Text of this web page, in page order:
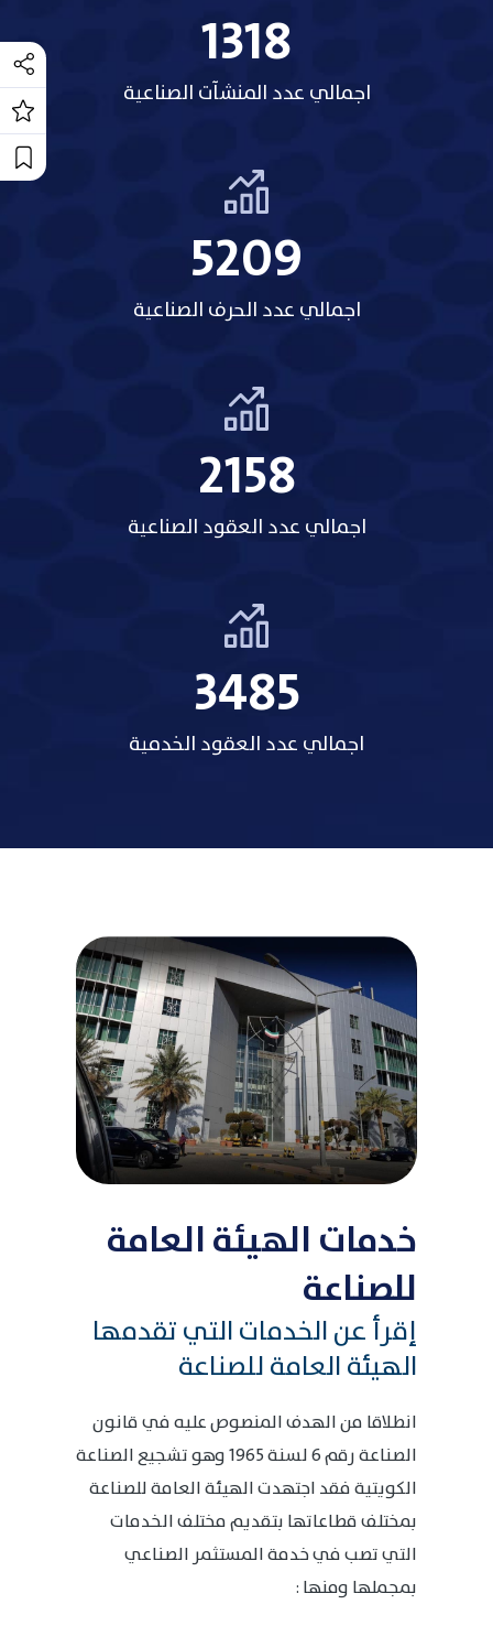
1318
اجمالي عدد المنشآت الصناعية
5209
اجمالي عدد الحرف الصناعية
2158
اجمالي عدد العقود الصناعية
3485
اجمالي عدد العقود الخدمية
خدمات الهيئة العامة
للصناعة
إقرأ عن الخدمات التي تقدمها
الهيئة العامة للصناعة
انطلاقا من الهدف المنصوص عليه في قانون
الصناعة رقم 6 لسنة 1965 وهو تشجيع الصناعة
الكويتية فقد اجتهدت الهيئة العامة للصناعة
بمختلف قطاعاتها بتقديم مختلف الخدمات
التي تصب في خدمة المستثمر الصناعي
بمجملها ومنها :